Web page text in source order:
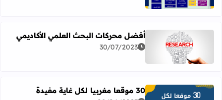
اقرأ المزيد عن أفضل محركات البحث العلمي الأكاديمي
أفضل محركات البحث العلمي الأكاديمي
30/07/2023
30 موقعا مغربيا لكل غاية مفيدة